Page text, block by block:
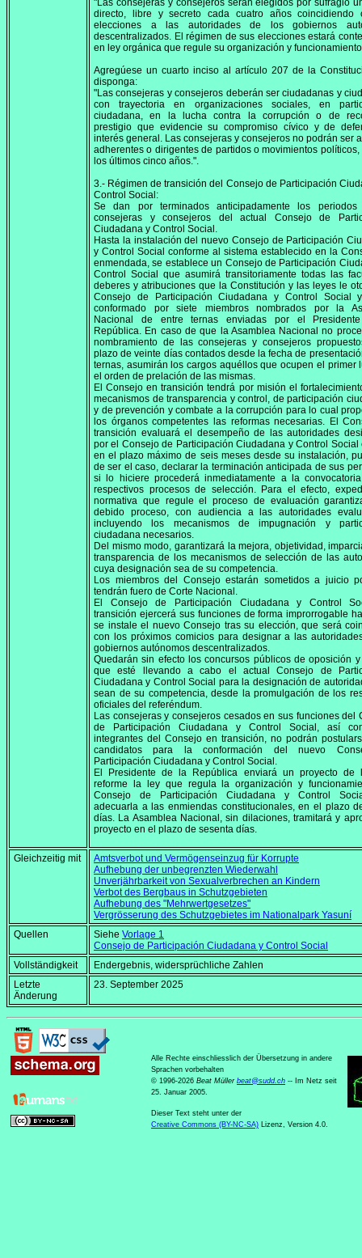
"Las consejeras y consejeros serán elegidos por sufragio
directo, libre y secreto cada cuatro años coincidiendo
elecciones a las autoridades de los gobiernos
descentralizados. El régimen de sus elecciones estará
en ley orgánica que regule su organización y
Agregúese un cuarto inciso al artículo 207 de la
disponga:
"Las consejeras y consejeros deberán ser ciudadanas y
con trayectoria en organizaciones sociales, en
ciudadana, en la lucha contra la corrupción o de
prestigio que evidencie su compromiso cívico y de
interés general. Las consejeras y consejeros no podrán ser
adherentes o dirigentes de partidos o movimientos políticos,
los últimos cinco años.".
3.- Régimen de transición del Consejo de Participación
Control Social:
Se dan por terminados anticipadamente los
consejeras y consejeros del actual Consejo de
Ciudadana y Control Social.
Hasta la instalación del nuevo Consejo de Participación
y Control Social conforme al sistema establecido en la
enmendada, se establece un Consejo de Participación
Control Social que asumirá transitoriamente todas las
deberes y atribuciones que la Constitución y las leyes le
Consejo de Participación Ciudadana y Control Social
conformado por siete miembros nombrados por la
Nacional de entre ternas enviadas por el
República. En caso de que la Asamblea Nacional no
nombramiento de las consejeras y consejeros
plazo de veinte días contados desde la fecha de
ternas, asumirán los cargos aquéllos que ocupen el primer
el orden de prelación de las mismas.
El Consejo en transición tendrá por misión el
mecanismos de transparencia y control, de participación
y de prevención y combate a la corrupción para lo cual
los órganos competentes las reformas necesarias. El
transición evaluará el desempeño de las autoridades
por el Consejo de Participación Ciudadana y Control Social
en el plazo máximo de seis meses desde su instalación,
de ser el caso, declarar la terminación anticipada de sus
si lo hiciere procederá inmediatamente a la
respectivos procesos de selección. Para el efecto,
normativa que regule el proceso de evaluación
debido proceso, con audiencia a las autoridades
incluyendo los mecanismos de impugnación y
ciudadana necesarios.
Del mismo modo, garantizará la mejora, objetividad,
transparencia de los mecanismos de selección de las
cuya designación sea de su competencia.
Los miembros del Consejo estarán sometidos a juicio
tendrán fuero de Corte Nacional.
El Consejo de Participación Ciudadana y Control
transición ejercerá sus funciones de forma improrrogable
se instale el nuevo Consejo tras su elección, que será
con los próximos comicios para designar a las
gobiernos autónomos descentralizados.
Quedarán sin efecto los concursos públicos de oposición y
que esté llevando a cabo el actual Consejo de
Ciudadana y Control Social para la designación de
sean de su competencia, desde la promulgación de los
oficiales del referéndum.
Las consejeras y consejeros cesados en sus funciones del
de Participación Ciudadana y Control Social, así
integrantes del Consejo en transición, no podrán
candidatos para la conformación del nuevo
Participación Ciudadana y Control Social.
El Presidente de la República enviará un proyecto de
reforme la ley que regula la organización y
Consejo de Participación Ciudadana y Control
adecuarla a las enmiendas constitucionales, en el plazo
días. La Asamblea Nacional, sin dilaciones, tramitará y
proyecto en el plazo de sesenta días.
Gleichzeitig mit
Amtsverbot und Vermögenseinzug für Korrupte
Aufhebung der unbegrenzten Wiederwahl
Unverjährbarkeit von Sexualverbrechen an Kindern
Verbot des Bergbaus in Schutzgebieten
Aufhebung des "Mehrwertgesetzes"
Vergrösserung des Schutzgebietes im Nationalpark Yasuní
Quellen
Siehe Vorlage 1
Consejo de Participación Ciudadana y Control Social
Vollständigkeit
Endergebnis, widersprüchliche Zahlen
Letzte
Änderung
23. September 2025
Alle Rechte einschliesslich der Übersetzung in andere
Sprachen vorbehalten
© 1996-2026 Beat Müller beat@sudd.ch -- Im Netz seit
25. Januar 2005.
Dieser Text steht unter der
Creative Commons (BY-NC-SA) Lizenz, Version 4.0.